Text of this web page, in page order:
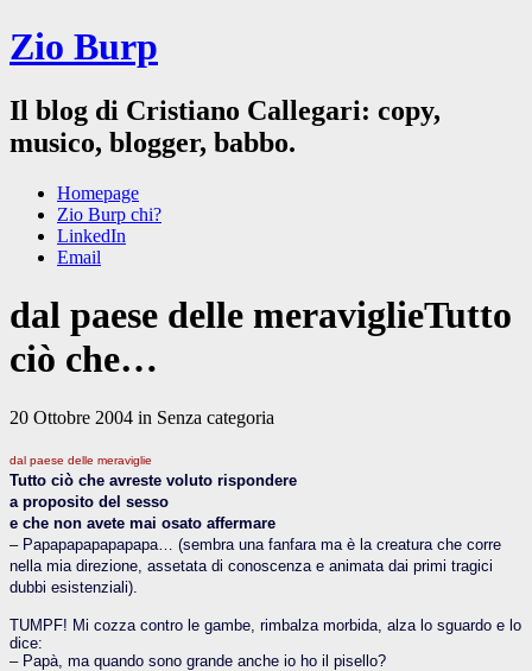
Zio Burp
Il blog di Cristiano Callegari: copy,
musico, blogger, babbo.
Homepage
Zio Burp chi?
LinkedIn
Email
dal paese delle meraviglieTutto
ciò che…
20 Ottobre 2004 in Senza categoria
dal paese delle meraviglie
Tutto ciò che avreste voluto rispondere
a proposito del sesso
e che non avete mai osato affermare
– Papapapapapapapa… (sembra una fanfara ma è la creatura che corre
nella mia direzione, assetata di conoscenza e animata dai primi tragici
dubbi esistenziali).
TUMPF! Mi cozza contro le gambe, rimbalza morbida, alza lo sguardo e lo
dice:
– Papà, ma quando sono grande anche io ho il pisello?